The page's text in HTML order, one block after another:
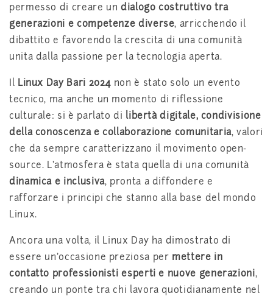
permesso di creare undialogo costruttivo tra
generazioni e competenze diverse, arricchendo il
dibattito e favorendo la crescita di una comunità
unita dalla passione per la tecnologia aperta.
Il Linux Day Bari 2024 non è stato solo un evento
tecnico, ma anche un momento di riflessione
culturale: si è parlato di libertà digitale, condivisione
della conoscenza e collaborazione comunitaria, valori
che da sempre caratterizzano il movimento open-
source. L’atmosfera è stata quella di una comunità
dinamica e inclusiva, pronta a diffondere e
rafforzare i principi che stanno alla base del mondo
Linux.
Ancora una volta, il Linux Day ha dimostrato di
essere un’occasione preziosa per mettere in
contatto professionisti esperti e nuove generazioni,
creando un ponte tra chi lavora quotidianamente nel